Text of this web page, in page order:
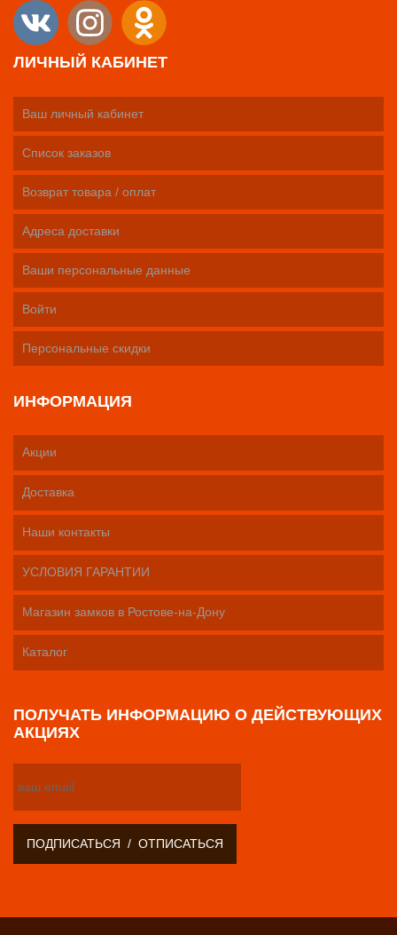
ЛИЧНЫЙ КАБИНЕТ
Ваш личный кабинет
Список заказов
Возврат товара / оплат
Адреса доставки
Ваши персональные данные
Войти
Персональные скидки
ИНФОРМАЦИЯ
Акции
Доставка
Наши контакты
УСЛОВИЯ ГАРАНТИИ
Магазин замков в Ростове-на-Дону
Каталог
ПОЛУЧАТЬ ИНФОРМАЦИЮ О ДЕЙСТВУЮЩИХ
АКЦИЯХ